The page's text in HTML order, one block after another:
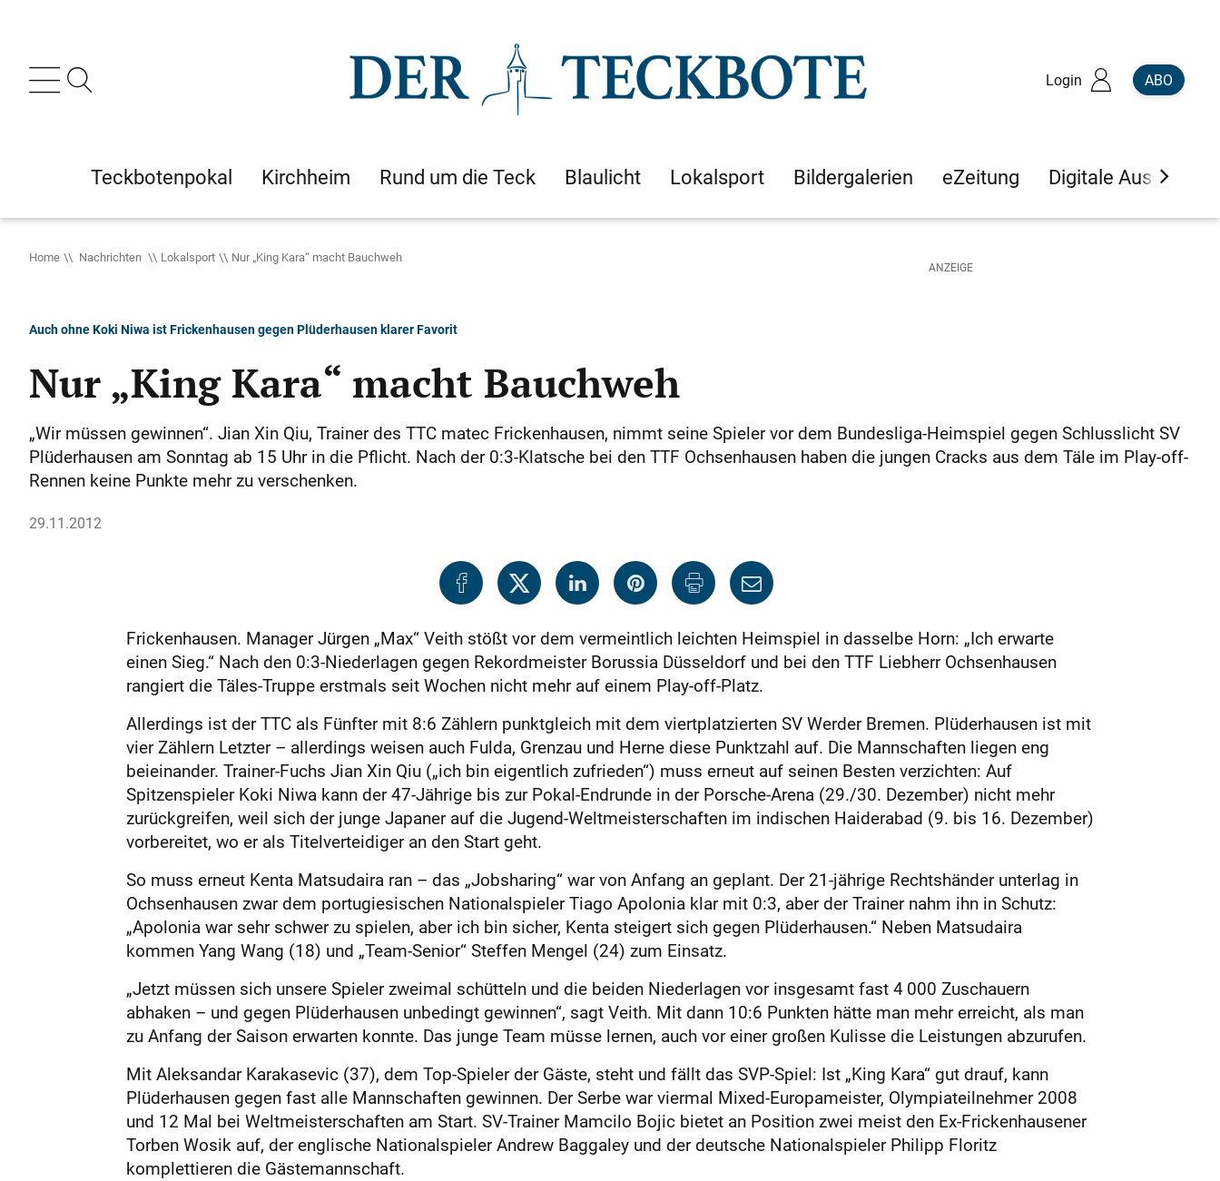
Login ABO
Teckbotenpokal Kirchheim Rund um die Teck Blaulicht Lokalsport Bildergalerien eZeitung Digitale Ausgaben
Home Nachrichten Lokalsport Nur „King Kara“ macht Bauchweh
Auch ohne Koki Niwa ist Frickenhausen gegen Plüderhausen klarer Favorit
Nur „King Kara“ macht Bauchweh
„Wir müssen gewinnen“. Jian Xin Qiu, Trainer des TTC matec Frickenhausen, nimmt seine Spieler vor dem Bundesliga-Heimspiel gegen Schlusslicht SV
Plüderhausen am Sonntag ab 15 Uhr in die Pflicht. Nach der 0:3-Klatsche bei den TTF Ochsenhausen haben die jungen Cracks aus dem Täle im Play-off-
Rennen keine Punkte mehr zu verschenken.
29.11.2012
Frickenhausen. Manager Jürgen „Max“ Veith stößt vor dem vermeintlich leichten Heimspiel in dasselbe Horn: „Ich erwarte
einen Sieg.“ Nach den 0:3-Niederlagen gegen Rekordmeister Borussia Düsseldorf und bei den TTF Liebherr Ochsenhausen
rangiert die Täles-Truppe erstmals seit Wochen nicht mehr auf einem Play-off-Platz.
Allerdings ist der TTC als Fünfter mit 8:6 Zählern punktgleich mit dem viertplatzierten SV Werder Bremen. Plüderhausen ist mit
vier Zählern Letzter – allerdings weisen auch Fulda, Grenzau und Herne diese Punktzahl auf. Die Mannschaften liegen eng
beieinander. Trainer-Fuchs Jian Xin Qiu („ich bin eigentlich zufrieden“) muss erneut auf seinen Besten verzichten: Auf
Spitzenspieler Koki Niwa kann der 47-Jährige bis zur Pokal-Endrunde in der Porsche-Arena (29./30. Dezember) nicht mehr
zurückgreifen, weil sich der junge Japaner auf die Jugend-Weltmeisterschaften im indischen Haiderabad (9. bis 16. Dezember)
vorbereitet, wo er als Titelverteidiger an den Start geht.
So muss erneut Kenta Matsudaira ran – das „Jobsharing“ war von Anfang an geplant. Der 21-jährige Rechtshänder unterlag in
Ochsenhausen zwar dem portugiesischen Nationalspieler Tiago Apolonia klar mit 0:3, aber der Trainer nahm ihn in Schutz:
„Apolonia war sehr schwer zu spielen, aber ich bin sicher, Kenta steigert sich gegen Plüderhausen.“ Neben Matsudaira
kommen Yang Wang (18) und „Team-Senior“ Steffen Mengel (24) zum Einsatz.
„Jetzt müssen sich unsere Spieler zweimal schütteln und die beiden Niederlagen vor insgesamt fast 4 000 Zuschauern
abhaken – und gegen Plüderhausen unbedingt gewinnen“, sagt Veith. Mit dann 10:6 Punkten hätte man mehr erreicht, als man
zu Anfang der Saison erwarten konnte. Das junge Team müsse lernen, auch vor einer großen Kulisse die Leistungen abzurufen.
Mit Aleksandar Karakasevic (37), dem Top-Spieler der Gäste, steht und fällt das SVP-Spiel: Ist „King Kara“ gut drauf, kann
Plüderhausen gegen fast alle Mannschaften gewinnen. Der Serbe war viermal Mixed-Europameister, Olympiateilnehmer 2008
und 12 Mal bei Weltmeisterschaften am Start. SV-Trainer Mamcilo Bojic bietet an Position zwei meist den Ex-Frickenhau­sener
Torben Wosik auf, der englische Nationalspieler Andrew Baggaley und der deutsche Nationalspieler Philipp Floritz
komplettieren die Gästemannschaft.